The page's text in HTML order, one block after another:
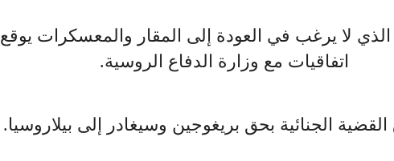
الذي لا يرغب في العودة إلى المقار والمعسكرات يوقع
اتفاقيات مع وزارة الدفاع الروسية.